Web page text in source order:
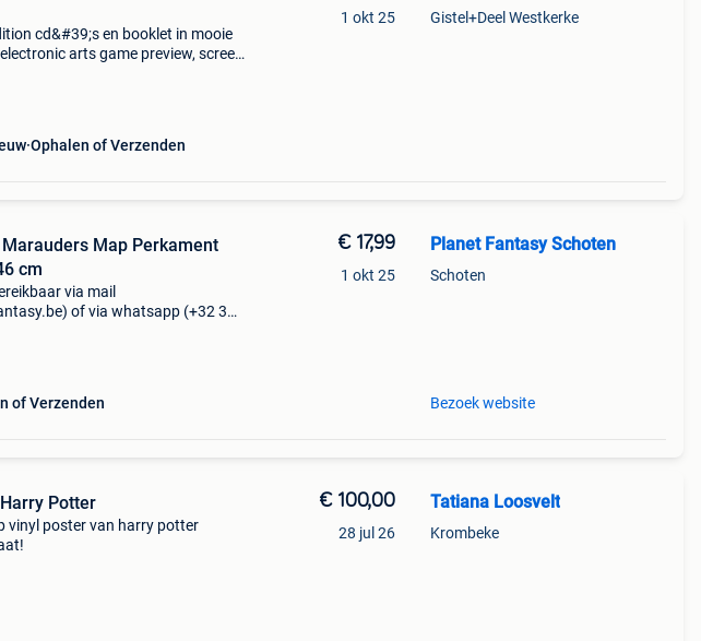
cd&#39;s en booklet in mooie
arts game preview, screen
Ophalen of Verzenden
1 okt 25 Gistel+Deel Westkerke
Map Perkament
cm
via mail
of via whatsapp (+32 3
of Verzenden
€ 17,99
1 okt 25
Planet Fantasy Schoten
Schoten
Bezoek website
Potter
vinyl poster van harry potter
€ 100,00
28 jul 26
Tatiana Loosvelt
Krombeke